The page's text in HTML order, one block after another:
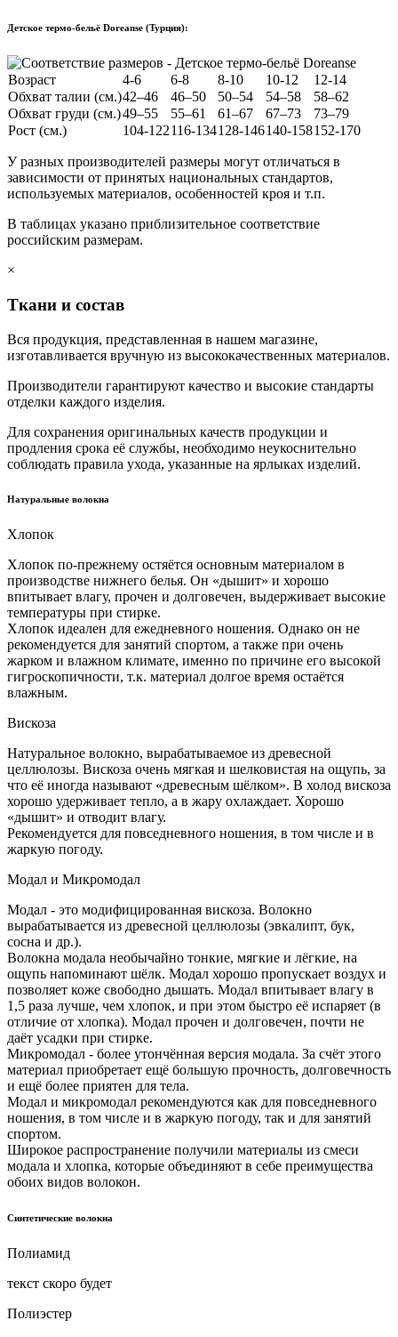
Детское термо-бельё Doreanse (Турция):
Возраст 4-6 6-8 8-10 10-12
12-14
Обхват талии (см.)42–46 46–50 50–54 54–58
58–62
Обхват груди (см.)49–55 55–61 61–67 67–73
73–79
Рост (см.)
104-122116-134128-146140-158152-170
У разных производителей размеры могут отличаться в
зависимости от принятых национальных стандартов,
используемых материалов, особенностей кроя и т.п.
В таблицах указано приблизительное соответствие
российским размерам.
×
Ткани и состав
Вся продукция, представленная в нашем магазине,
изготавливается вручную из высококачественных материалов.
Производители гарантируют качество и высокие стандарты
отделки каждого изделия.
Для сохранения оригинальных качеств продукции и
продления срока её службы, необходимо неукоснительно
соблюдать правила ухода, указанные на ярлыках изделий.
Натуральные волокна
Хлопок
Хлопок по-прежнему остяётся основным материалом в
производстве нижнего белья. Он «дышит» и хорошо
впитывает влагу, прочен и долговечен, выдерживает высокие
температуры при стирке.
Хлопок идеален для ежедневного ношения. Однако он не
рекомендуется для занятий спортом, а также при очень
жарком и влажном климате, именно по причине его высокой
гигроскопичности, т.к. материал долгое время остаётся
влажным.
Вискоза
Натуральное волокно, вырабатываемое из древесной
целлюлозы. Вискоза очень мягкая и шелковистая на ощупь, за
что её иногда называют «древесным шёлком». В холод вискоза
хорошо удерживает тепло, а в жару охлаждает. Хорошо
«дышит» и отводит влагу.
Рекомендуется для повседневного ношения, в том числе и в
жаркую погоду.
Модал и Микромодал
Модал - это модифицированная вискоза. Волокно
вырабатывается из древесной целлюлозы (эвкалипт, бук,
сосна и др.).
Волокна модала необычайно тонкие, мягкие и лёгкие, на
ощупь напоминают шёлк. Модал хорошо пропускает воздух и
позволяет коже свободно дышать. Модал впитывает влагу в
1,5 раза лучше, чем хлопок, и при этом быстро её испаряет (в
отличие от хлопка). Модал прочен и долговечен, почти не
даёт усадки при стирке.
Микромодал - более утончённая версия модала. За счёт этого
материал приобретает ещё большую прочность, долговечность
и ещё более приятен для тела.
Модал и микромодал рекомендуются как для повседневного
ношения, в том числе и в жаркую погоду, так и для занятий
спортом.
Широкое распространение получили материалы из смеси
модала и хлопка, которые объединяют в себе преимущества
обоих видов волокон.
Синтетические волокна
Полиамид
текст скоро будет
Полиэстер